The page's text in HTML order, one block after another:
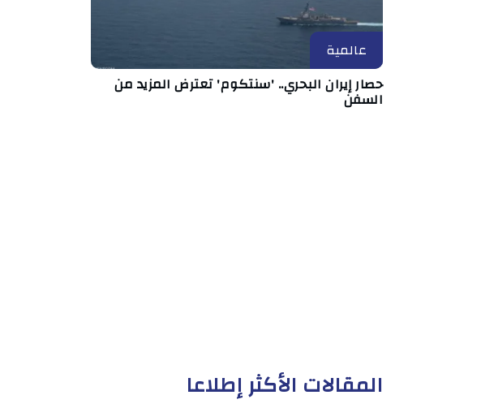
عالمية
حصار إيران البحري.. 'سنتكوم' تعترض المزيد من
السفن
المقالات الأكثر إطلاعا